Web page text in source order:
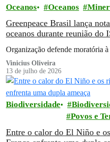
Oceanos Oceanos
Greenpeace Brasil lança
oceanos durante reunião do
Organização defende moratória
Vinicius Oliveira
13 de julho de 2026
Biodiversidade
Povos e
Entre o calor do El Niño e